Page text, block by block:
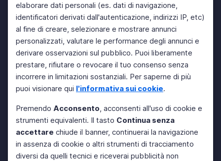
elaborare dati personali (es. dati di navigazione,
identificatori derivati dall'autenticazione, indirizzi IP, etc)
al fine di creare, selezionare e mostrare annunci
personalizzati, valutare le performance degli annunci e
derivare osservazioni sul pubblico. Puoi liberamente
prestare, rifiutare o revocare il tuo consenso senza
incorrere in limitazioni sostanziali. Per saperne di più
puoi visionare qui l'informativa sui cookie.
Premendo Acconsento, acconsenti all'uso di cookie e
strumenti equivalenti. Il tasto Continua senza
accettare chiude il banner, continuerai la navigazione
in assenza di cookie o altri strumenti di tracciamento
diversi da quelli tecnici e riceverai pubblicità non